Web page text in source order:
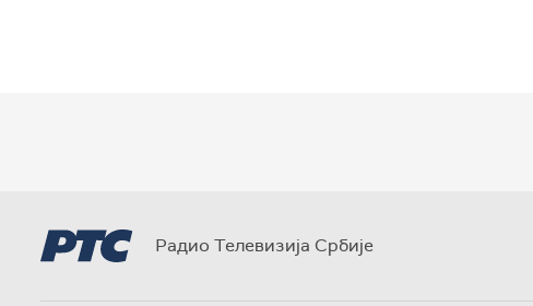
Радио Телевизија Србије